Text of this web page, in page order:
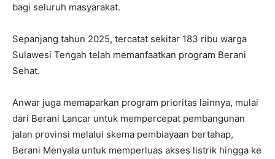
bagi seluruh masyarakat.
Sepanjang tahun 2025, tercatat sekitar 183 ribu warga
Sulawesi Tengah telah memanfaatkan program Berani
Sehat.
Anwar juga memaparkan program prioritas lainnya, mulai
dari Berani Lancar untuk mempercepat pembangunan
jalan provinsi melalui skema pembiayaan bertahap,
Berani Menyala untuk memperluas akses listrik hingga ke